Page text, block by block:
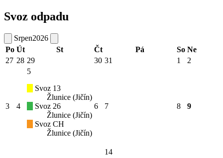
Svoz odpadu
Srpen2026
Po Út St Čt Pá So Ne
27 28 29 30 31 1 2
3 4
5
Svoz 13
Žlunice (Jičín)
Svoz 26
Žlunice (Jičín)
Svoz CH
Žlunice (Jičín)
6 7 8 9
14